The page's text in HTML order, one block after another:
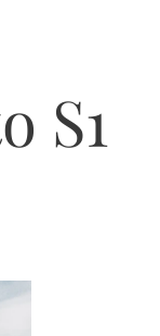
S1